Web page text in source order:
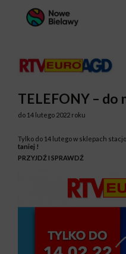
TELEFONY – do
do 14 lutego 2022 roku
Tylko do 14 lutego w sklepach
taniej !
PRZYJDŹ I SPRAWDŹ